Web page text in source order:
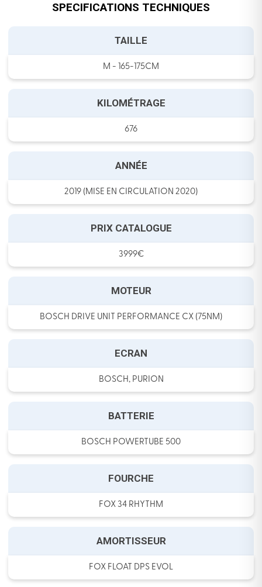
SPECIFICATIONS TECHNIQUES
TAILLE
M - 165-175CM
KILOMÉTRAGE
676
ANNÉE
2019 (MISE EN CIRCULATION 2020)
PRIX CATALOGUE
3999€
MOTEUR
BOSCH DRIVE UNIT PERFORMANCE CX (75NM)
ECRAN
BOSCH, PURION
BATTERIE
BOSCH POWERTUBE 500
FOURCHE
FOX 34 RHYTHM
AMORTISSEUR
FOX FLOAT DPS EVOL